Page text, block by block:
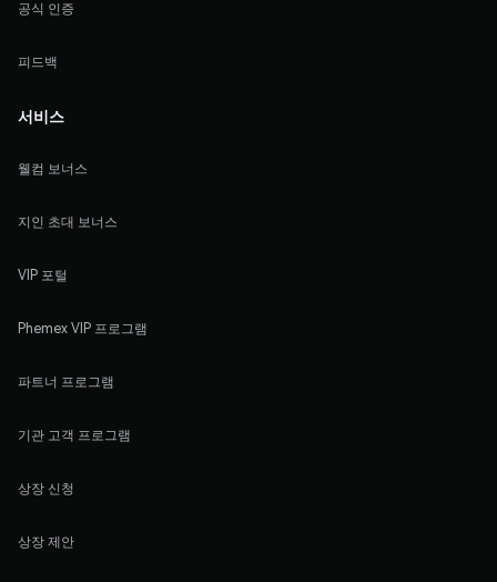
공식 인증
피드백
서비스
웰컴 보너스
지인 초대 보너스
VIP 포털
Phemex VIP 프로그램
파트너 프로그램
기관 고객 프로그램
상장 신청
상장 제안